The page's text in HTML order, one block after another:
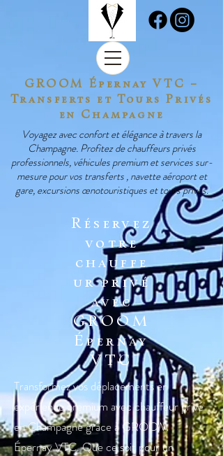
GROOM Épernay VTC –
Transferts et Tours Privés
en Champagne
Voyagez avec confort et élégance à travers la
Champagne. Profitez de chauffeurs privés
professionnels, véhicules premium et services sur-
mesure pour vos transferts , navette aéroport et
gare, excursions œnotouristiques et tours privés.
Réservez
votre
chauffe
ur privé
avec
GROOM
Épernay
VTC
Transformez vos déplacements en
expérience premium avec chauffeur privé
en Champagne grâce à GROOM
Épernay VTC. Que ce soit pour un